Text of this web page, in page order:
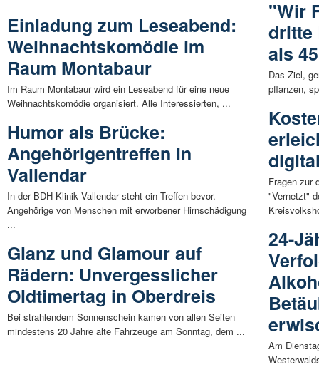
Einladung zum Leseabend:
Weihnachtskomödie im
Raum Montabaur
Im Raum Montabaur wird ein Leseabend für eine neue
Weihnachtskomödie organisiert. Alle Interessierten, ...
Humor als Brücke:
Angehörigentreffen in
Vallendar
In der BDH-Klinik Vallendar steht ein Treffen bevor.
Angehörige von Menschen mit erworbener Hirnschädigung
...
Glanz und Glamour auf
Rädern: Unvergesslicher
Oldtimertag in Oberdreis
Bei strahlendem Sonnenschein kamen von allen Seiten
mindestens 20 Jahre alte Fahrzeuge am Sonntag, dem ...
"Wir
dritte
als
Das Ziel,
pflanzen,
Fragen zur
"Vernetzt"
24-
Am